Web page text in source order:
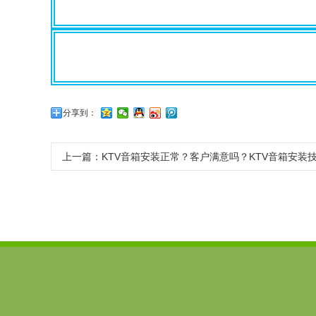
分享到：
上一篇：KTV音箱安装正常？客户满意吗？KTV音箱安装